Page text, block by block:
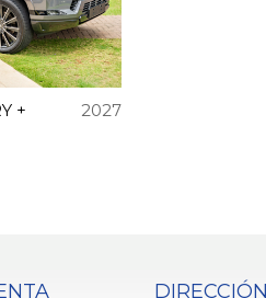
+ 2027
DIRECCIÓN